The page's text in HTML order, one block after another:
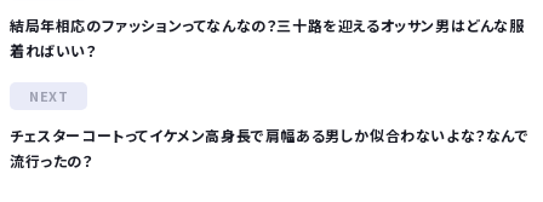
結局年相応のファッションってなんなの？三十路を迎えるオッサン男はどんな服
着ればいい？
チェスターコートってイケメン高身長で肩幅ある男しか似合わないよな？なんで
流行ったの？